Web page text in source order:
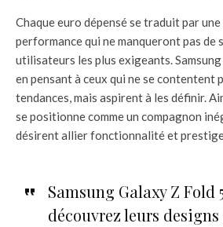
Chaque euro dépensé se traduit par
performance qui ne manqueront pas de
utilisateurs les plus exigeants.
en pensant à ceux qui ne se contentent
tendances, mais aspirent à les définir.
se positionne comme un compagnon
désirent allier fonctionnalité et
Samsung Galaxy Z Fold
découvrez leurs